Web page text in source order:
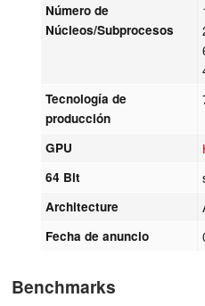
Número de
Núcleos/Subprocesos
Tecnología de
producción
GPU
64 Bit
Architecture
Fecha de anuncio
Benchmarks